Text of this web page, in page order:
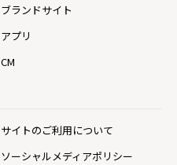
ブランドサイト
アプリ
CM
サイトのご利用について
ソーシャルメディアポリシー